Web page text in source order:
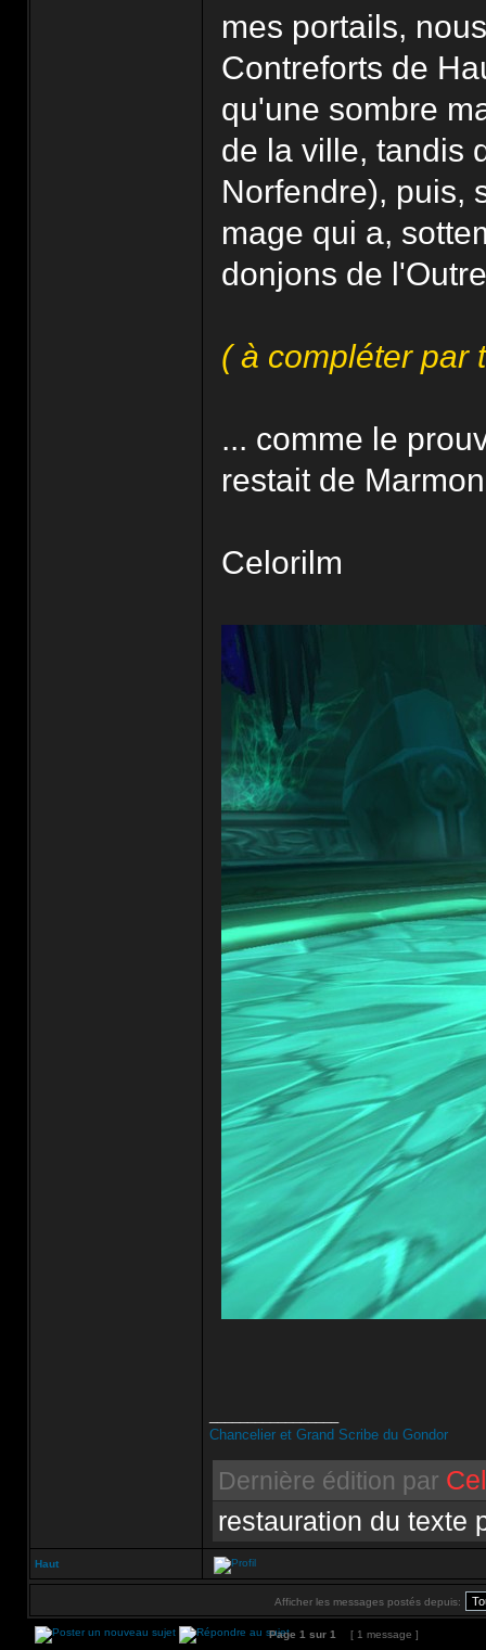
mes portails,
Contreforts de
qu'une sombre
de la ville, tandis
Norfendre), puis,
mage qui a,
donjons de
( à compléter par
... comme le
restait de
Celorilm
Chancelier et Grand Scribe du Gondor
Dernière édition par
restauration du texte
Haut
Afficher les messages postés depuis:
Page 1 sur 1 [ 1 message ]